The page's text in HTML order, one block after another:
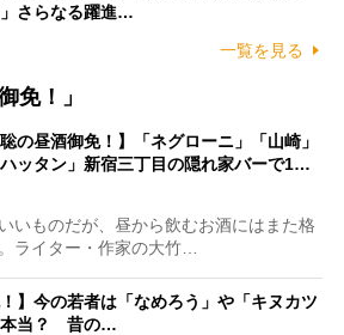
さらなる躍進…
一覧を見る
免！」
聡の昼酒御免！】「ネグローニ」「山崎」
ハッタン」新宿三丁目の隠れ家バーで1…
いものだが、昼から飲むお酒にはまた格
イター・作家の大竹…
】今の若者は「なめろう」や「キヌカツ
本当？ 昔の…